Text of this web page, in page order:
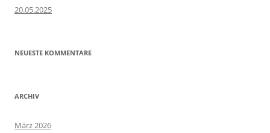
20.05.2025
NEUESTE KOMMENTARE
ARCHIV
März 2026